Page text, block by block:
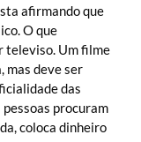
afirmando que
O que
televiso. Um filme
mas deve ser
das
procuram
coloca dinheiro